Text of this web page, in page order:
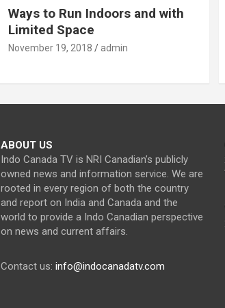
Ways to Run Indoors and with
Limited Space
November 19, 2018 admin
ABOUT US
Indo Canada TV is NRI Canadian’s publicly
owned news and information service. We are
rooted in every region of both the country
and report on India and Canada and the
world to provide a Indo Canadian perspective
on news and current affairs.
Contact us: info@indocanadatv.com